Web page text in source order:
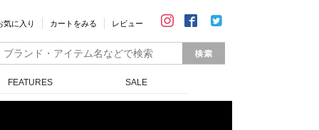
気に入り カートをみる レビュー
FEATURES SALE